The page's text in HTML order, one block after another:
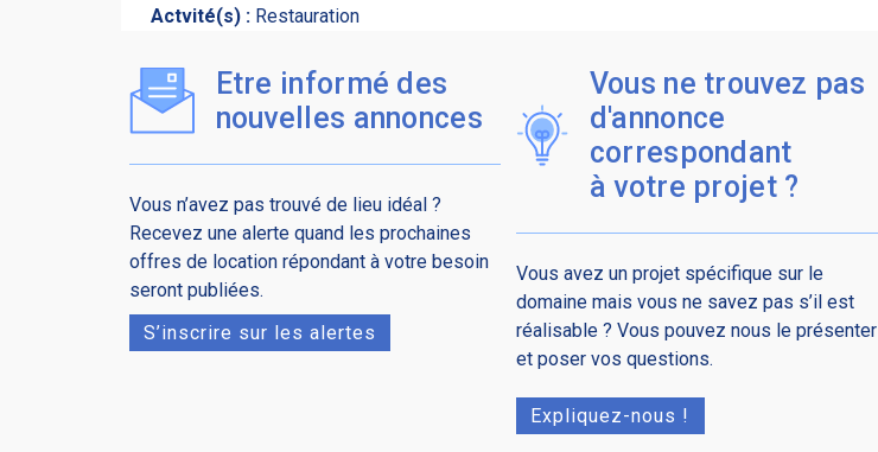
Actvité(s) : Restauration
Etre informé des
nouvelles annonces
Vous n’avez pas trouvé de lieu idéal ?
Recevez une alerte quand les prochaines
offres de location répondant à votre besoin
seront publiées.
S’inscrire sur les alertes
Vous ne trouvez pas
d'annonce
correspondant
à votre projet ?
Vous avez un projet spécifique sur le
domaine mais vous ne savez pas s’il est
réalisable ? Vous pouvez nous le présenter
et poser vos questions.
Expliquez-nous !